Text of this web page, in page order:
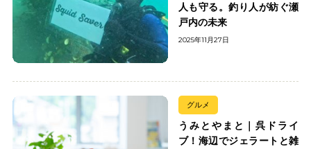
人も守る。釣り人が紡ぐ瀬
戸内の未来
2025年11月27日
グルメ
うみとやまと｜呉ドライ
ブ！海辺でジェラートと雑